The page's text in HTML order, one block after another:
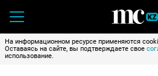
На информационном ресурсе применяются
Оставаясь на сайте, вы подтверждаете свое
использование.